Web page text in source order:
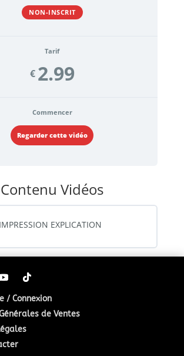
NON-INSCRIT
Tarif
€ 2.99
Commencer
Regarder cette vidéo
Contenu Vidéos
EXPLICATION
/ Connexion
de Ventes